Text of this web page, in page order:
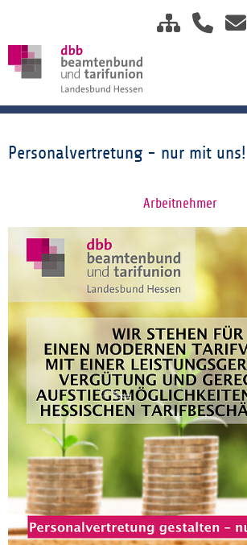
Personalvertretung - nur mit uns!
Arbeitnehmer